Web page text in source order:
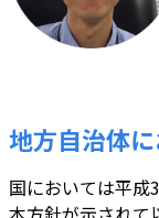
地方自治体
国においては平成